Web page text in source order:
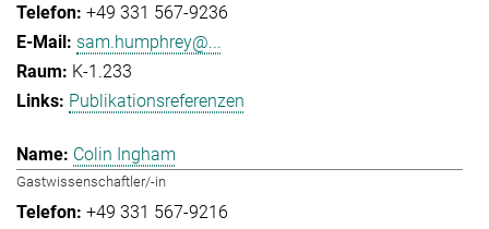
+49 331 567-9236
sam.humphrey@...
K-1.233
Publikationsreferenzen
Colin Ingham
Gastwissenschaftler/-in
+49 331 567-9216